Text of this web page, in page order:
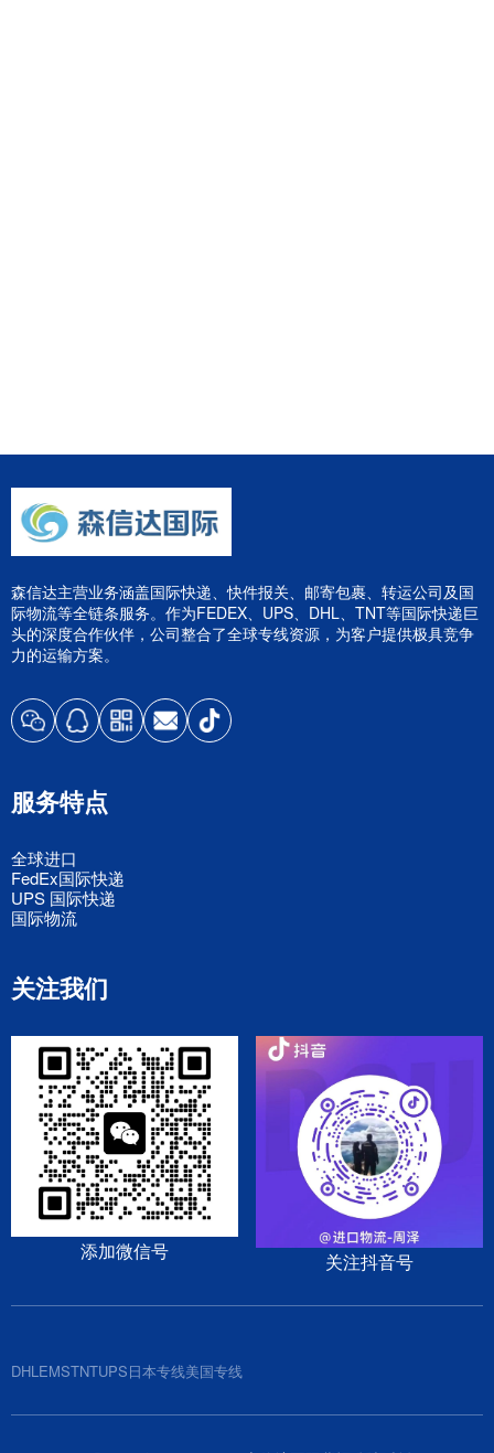
森信达主营业务涵盖国际快递、快件报关、邮寄包裹、转运公司及国
际物流等全链条服务。作为FEDEX、UPS、DHL、TNT等国际快递巨
头的深度合作伙伴，公司整合了全球专线资源，为客户提供极具竞争
力的运输方案。
服务特点
全球进口
FedEx国际快递
UPS 国际快递
国际物流
关注我们
添加微信号 关注抖音号
DHL EMSTNTUPS日本专线美国专线